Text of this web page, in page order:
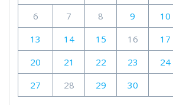
6
7 8 9 10
13
14 15 16 17
20
21 22 23 24
27
28 29 30